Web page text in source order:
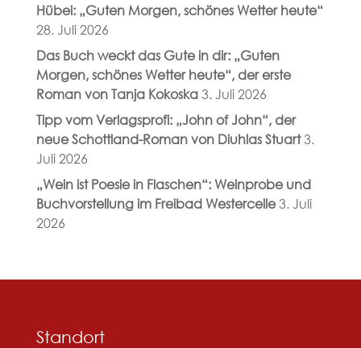
Hübel: „Guten Morgen, schönes Wetter heute“
28. Juli 2026
Das Buch weckt das Gute in dir: „Guten
Morgen, schönes Wetter heute“, der erste
Roman von Tanja Kokoska 3. Juli 2026
Tipp vom Verlagsprofi: „John of John“, der
neue Schottland-Roman von Diuhlas Stuart 3.
Juli 2026
„Wein ist Poesie in Flaschen“: Weinprobe und
Buchvorstellung im Freibad Westercelle 3. Juli
2026
Standort